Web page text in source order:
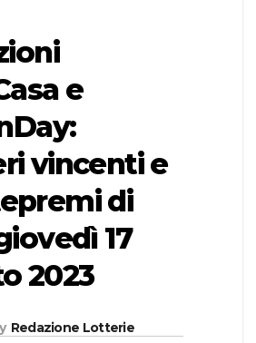
e
vincenti e
di
17
2023
Redazione Lotterie